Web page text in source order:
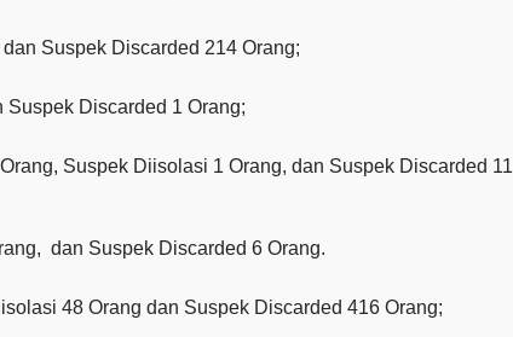
Suspek Discarded 214 Orang;
Suspek Discarded 1 Orang;
Suspek Diisolasi 1 Orang, dan Suspek Discarded 11
dan Suspek Discarded 6 Orang.
48 Orang dan Suspek Discarded 416 Orang;